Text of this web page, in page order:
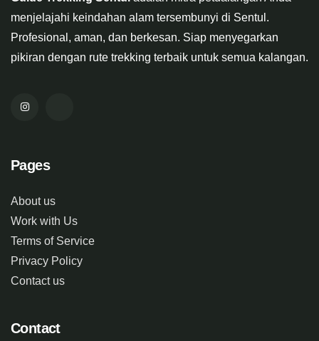
menjelajahi keindahan alam tersembunyi di Sentul.
Profesional, aman, dan berkesan. Siap menyegarkan
pikiran dengan rute trekking terbaik untuk semua kalangan.
Pages
About us
Work with Us
Terms of Service
Privacy Policy
Contact us
Contact